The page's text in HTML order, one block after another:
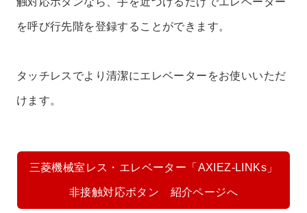
を呼び行先階を登録することができます。
タッチレスでより清潔にエレベーターをお使いいただ
けます。
三菱機械室レス・エレベーター「AXIEZ-LINKs」
非接触対応ボタン 紹介ページへ